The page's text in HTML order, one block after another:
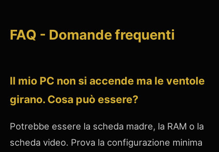
FAQ - Domande frequenti
Il mio PC non si accende ma le ventole
girano. Cosa può essere?
Potrebbe essere la scheda madre, la RAM o la
scheda video. Prova la configurazione minima